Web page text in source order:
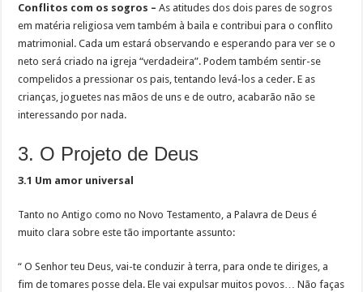
Conflitos com os sogros – As atitudes dos dois pares de sogros
em matéria religiosa vem também à baila e contribui para o conflito
matrimonial. Cada um estará observando e esperando para ver se o
neto será criado na igreja “verdadeira”. Podem também sentir-se
compelidos a pressionar os pais, tentando levá-los a ceder. E as
crianças, joguetes nas mãos de uns e de outro, acabarão não se
interessando por nada.
3. O Projeto de Deus
3.1 Um amor universal
Tanto no Antigo como no Novo Testamento, a Palavra de Deus é
muito clara sobre este tão importante assunto:
“ O Senhor teu Deus, vai-te conduzir à terra, para onde te diriges, a
fim de tomares posse dela. Ele vai expulsar muitos povos… Não faças